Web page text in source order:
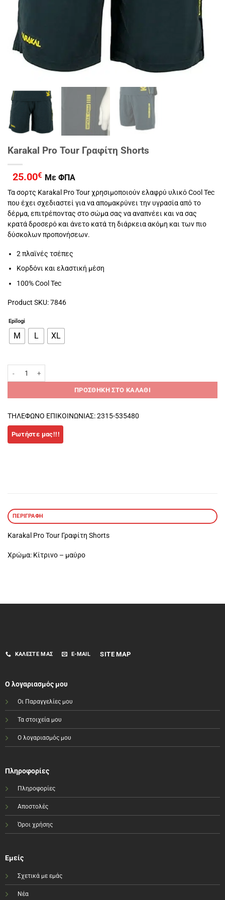
Karakal Pro Tour Γραφίτη Shorts
25.00€ Με ΦΠΑ
Τα σορτς Karakal Pro Tour χρησιμοποιούν ελαφρύ υλικό Cool Tec
που έχει σχεδιαστεί για να απομακρύνει την υγρασία από το
δέρμα, επιτρέποντας στο σώμα σας να αναπνέει και να σας
κρατά δροσερό και άνετο κατά τη διάρκεια ακόμη και των πιο
δύσκολων προπονήσεων.
2 πλαϊνές τσέπες
Κορδόνι και ελαστική μέση
100% Cool Tec
Product SKU: 7846
Epilogi
M L XL
ΠΡΟΣΘΉΚΗ ΣΤΟ ΚΑΛΆΘΙ
ΤΗΛΕΦΩΝΟ ΕΠΙΚΟΙΝΩΝΙΑΣ: 2315-535480
ΠΕΡΙΓΡΑΦΉ
Karakal Pro Tour Γραφίτη Shorts
Χρώμα: Κίτρινο – μαύρο
ΚΑΛΈΣΤΕ ΜΑΣ E-MAIL SITE MAP
Ο λογαριασμός μου
Οι Παραγγελίες μου
Τα στοιχεία μου
Ο λογαριασμός μου
Πληροφορίες
Πληροφορίες
Αποστολές
Όροι χρήσης
Εμείς
Σχετικά με εμάς
Νέα